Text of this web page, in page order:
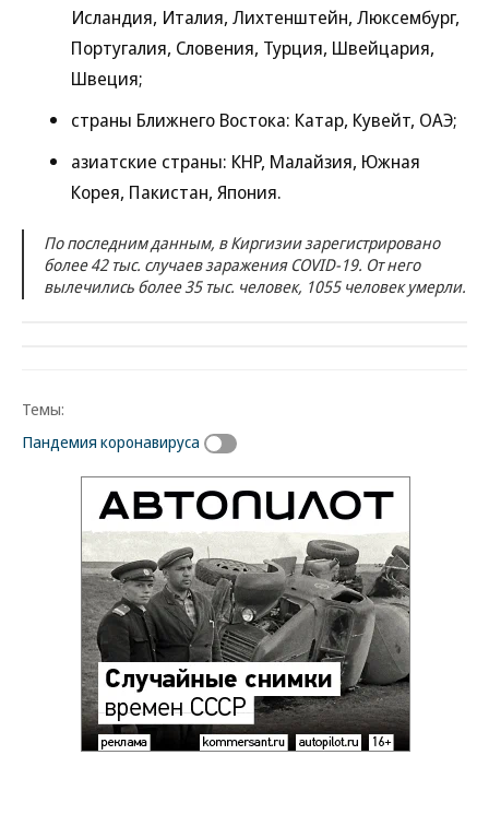
Исландия, Италия, Лихтенштейн, Люксембург,
Португалия, Словения, Турция, Швейцария,
Швеция;
страны Ближнего Востока: Катар, Кувейт, ОАЭ;
азиатские страны: КНР, Малайзия, Южная
Корея, Пакистан, Япония.
По последним данным, в Киргизии зарегистрировано
более 42 тыс. случаев заражения COVID-19. От него
вылечились более 35 тыс. человек, 1055 человек умерли.
Темы:
Пандемия коронавируса
Новости партнеров
ВСУ точно получат десятки тысяч новых
солдат
Путин озвучил итоговый план СВО
Зеленский неожиданно высказался о
возвращении Крыма
Заставим раскаяться: союзник России
дал грозное обещание